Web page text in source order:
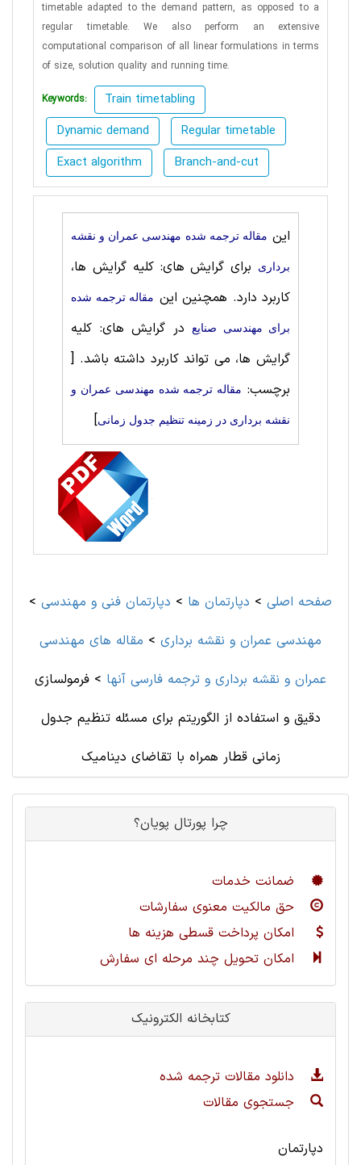
timetable adapted to the demand pattern, as opposed to a
regular timetable. We also perform an extensive
computational comparison of all linear formulations in terms
of size, solution quality and running time.
Keywords:
Train timetabling
Dynamic demand
Regular timetable
Exact algorithm
Branch-and-cut
این مقاله ترجمه شده مهندسی عمران و نقشه
برداری
برای گرایش های: کلیه گرایش ها،
کاربرد دارد. همچنین این مقاله ترجمه شده
برای مهندسی صنايع
در گرایش های: کلیه
گرایش ها، می تواند کاربرد داشته باشد. [
برچسب: مقاله ترجمه شده مهندسی عمران و
نقشه برداری در زمینه تنظیم جدول زمانی]
صفحه اصلی > دپارتمان ها > دپارتمان فنی و مهندسی >
مهندسی عمران و نقشه برداری > مقاله های مهندسی
عمران و نقشه برداری و ترجمه فارسی آنها > فرمولسازی
دقیق و استفاده از الگوریتم برای مسئله تنظیم جدول
زمانی قطار همراه با تقاضای دینامیک
چرا پورتال پویان؟
ضمانت خدمات
حق مالکیت معنوی سفارشات
امکان پرداخت قسطی هزینه ها
امکان تحویل چند مرحله ای سفارش
کتابخانه الکترونیک
دانلود مقالات ترجمه شده
جستجوی مقالات
دپارتمان